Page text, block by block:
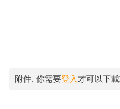
附件: 你需要登入 才可以下